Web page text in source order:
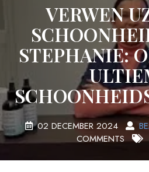
VERWEN
STEPHANIE:
02 DECEMBER 2024
COMMENTS